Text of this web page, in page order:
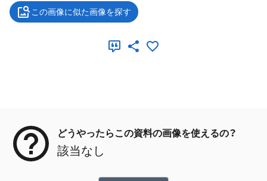
この画像に似た画像を探す
どうやったらこの資料の画像を使えるの？
該当なし